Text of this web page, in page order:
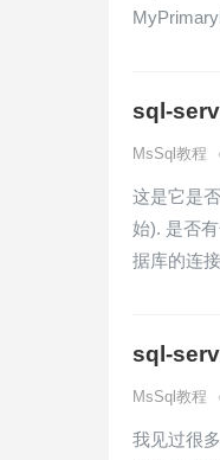
sql-
MsSql教程
这是它是
始). 是否
据库的连
sql-
MsSql教程
我见过很